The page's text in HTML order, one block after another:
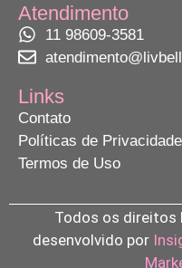
Atendimento
11 98609-3581
Links
Contato
Políticas de Privacidade
Termos de Uso
Todos os direitos
desenvolvido por